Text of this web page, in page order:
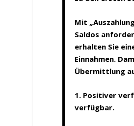
Mit
Saldos
erhalten Sie
Einnahmen.
Übermittlung
1. Positiver
verfügbar.